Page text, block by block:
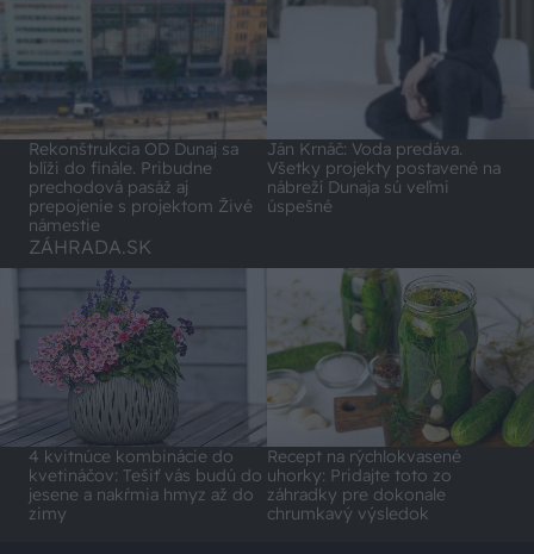
Rekonštrukcia OD Dunaj sa
blíži do finále. Pribudne
prechodová pasáž aj
prepojenie s projektom Živé
námestie
Ján Krnáč: Voda predáva.
Všetky projekty postavené na
nábreží Dunaja sú veľmi
úspešné
ZÁHRADA.SK
4 kvitnúce kombinácie do
kvetináčov: Tešiť vás budú do
jesene a nakŕmia hmyz až do
zimy
Recept na rýchlokvasené
uhorky: Pridajte toto zo
záhradky pre dokonale
chrumkavý výsledok